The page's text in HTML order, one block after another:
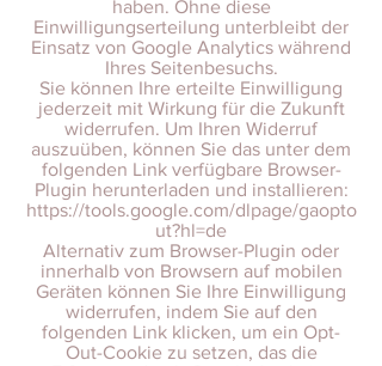
haben. Ohne diese
Einwilligungserteilung unterbleibt der
Einsatz von Google Analytics während
Ihres Seitenbesuchs.
Sie können Ihre erteilte Einwilligung
jederzeit mit Wirkung für die Zukunft
widerrufen. Um Ihren Widerruf
auszuüben, können Sie das unter dem
folgenden Link verfügbare Browser-
Plugin herunterladen und installieren:
https://tools.google.com/dlpage/gaopto
ut?hl=de
Alternativ zum Browser-Plugin oder
innerhalb von Browsern auf mobilen
Geräten können Sie Ihre Einwilligung
widerrufen, indem Sie auf den
folgenden Link klicken, um ein Opt-
Out-Cookie zu setzen, das die